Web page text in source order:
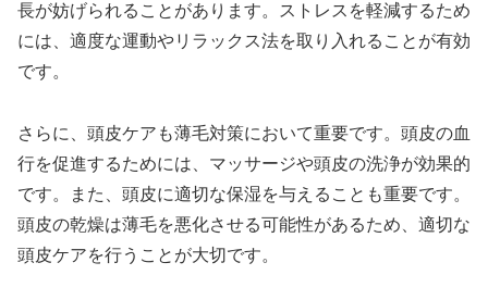
長が妨げられることがあります。ストレスを軽減するため
には、適度な運動やリラックス法を取り入れることが有効
です。
さらに、頭皮ケアも薄毛対策において重要です。頭皮の血
行を促進するためには、マッサージや頭皮の洗浄が効果的
です。また、頭皮に適切な保湿を与えることも重要です。
頭皮の乾燥は薄毛を悪化させる可能性があるため、適切な
頭皮ケアを行うことが大切です。